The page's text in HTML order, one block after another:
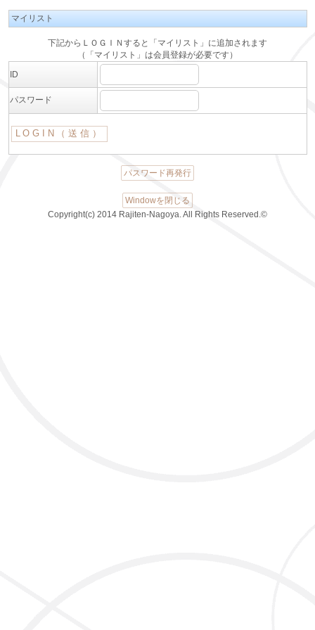
マイリスト
下記からＬＯＧＩＮすると「マイリスト」に追加されます
（「マイリスト」は会員登録が必要です）
ID
パスワード
パスワード再発行
Windowを閉じる
Copyright(c) 2014 Rajiten-Nagoya. All Rights Reserved.©